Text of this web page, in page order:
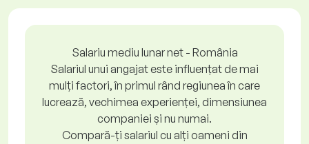
Salariu mediu lunar net - România
Salariul unui angajat este influențat de mai
mulți factori, în primul rând regiunea în care
lucrează, vechimea experienței, dimensiunea
companiei și nu numai.
Compară-ți salariul cu alți oameni din